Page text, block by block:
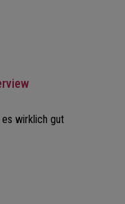
es wirklich gut